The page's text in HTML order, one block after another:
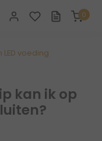
0
voeding
kan ik op